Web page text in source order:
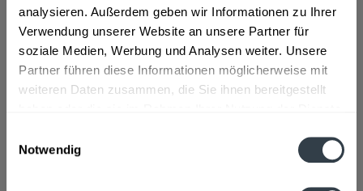
analysieren. Außerdem geben wir Informationen zu Ihrer
Verwendung unserer Website an unsere Partner für
soziale Medien, Werbung und Analysen weiter. Unsere
Partner führen diese Informationen möglicherweise mit
weiteren Daten zusammen, die Sie ihnen bereitgestellt
Notwendig
In den Warenkorb
Artikel-Nr.:
27239
Verfügbar in:
mehr